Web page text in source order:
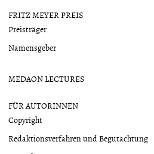
FRITZ MEYER PREIS
Preisträger
Namensgeber
MEDAON LECTURES
FÜR AUTORINNEN
Copyright
Redaktionsverfahren und Begutachtung